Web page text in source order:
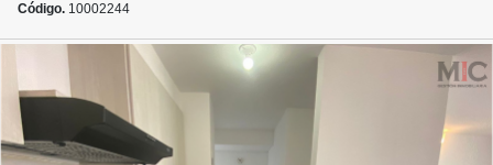
Código. 10002244